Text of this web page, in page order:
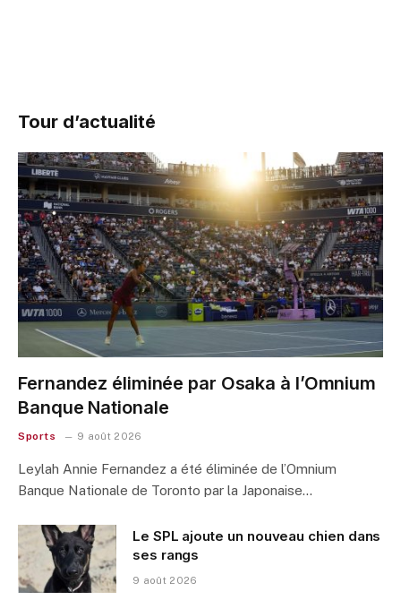
Tour d’actualité
Fernandez éliminée par Osaka à l’Omnium
Banque Nationale
Sports 9 août 2026
Leylah Annie Fernandez a été éliminée de l’Omnium
Banque Nationale de Toronto par la Japonaise…
Le SPL ajoute un nouveau chien dans
ses rangs
9 août 2026